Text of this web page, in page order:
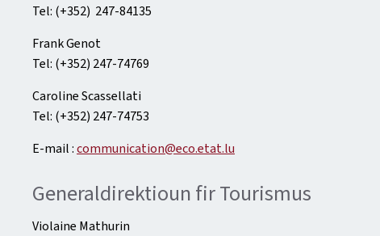
Tel: (+352) 247-84135
Frank Genot
Tel: (+352) 247-74769
Caroline Scassellati
Tel: (+352) 247-74753
E-mail :communication@eco.etat.lu
Generaldirektioun fir Tourismus
Violaine Mathurin